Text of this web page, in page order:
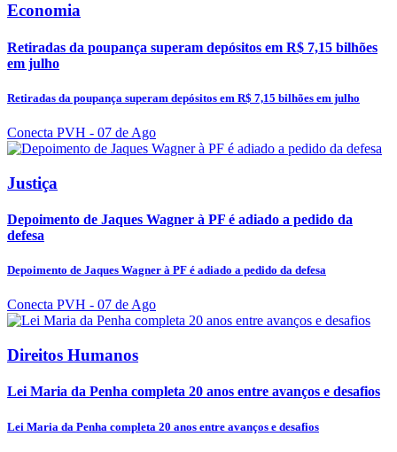
Economia
Retiradas da poupança superam depósitos em R$ 7,15 bilhões
em julho
Retiradas da poupança superam depósitos em R$ 7,15 bilhões em julho
Conecta PVH - 07 de Ago
Justiça
Depoimento de Jaques Wagner à PF é adiado a pedido da
defesa
Depoimento de Jaques Wagner à PF é adiado a pedido da defesa
Conecta PVH - 07 de Ago
Direitos Humanos
Lei Maria da Penha completa 20 anos entre avanços e desafios
Lei Maria da Penha completa 20 anos entre avanços e desafios